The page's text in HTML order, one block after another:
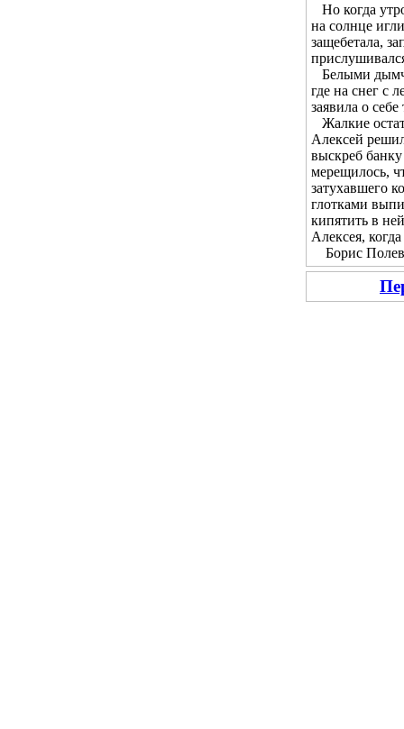
Но когда
на солнце
защебетала,
Белыми
где на снег с
заявила о
Жалкие
Алексей
выскреб
мерещилось,
затухавшего
глотками
кипятить в
Алексея,
Борис